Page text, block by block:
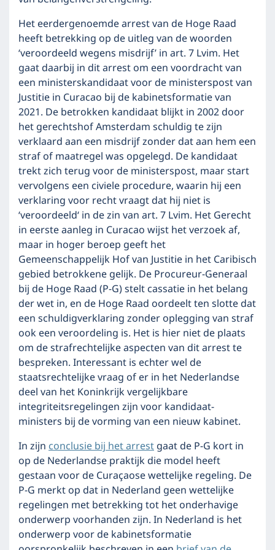
Het eerdergenoemde arrest van de Hoge Raad
heeft betrekking op de uitleg van de woorden
‘veroordeeld wegens misdrijf’ in art. 7 Lvim. Het
gaat daarbij in dit arrest om een voordracht van
een ministerskandidaat voor de ministerspost van
Justitie in Curacao bij de kabinetsformatie van
2021. De betrokken kandidaat blijkt in 2002 door
het gerechtshof Amsterdam schuldig te zijn
verklaard aan een misdrijf zonder dat aan hem een
straf of maatregel was opgelegd. De kandidaat
trekt zich terug voor de ministerspost, maar start
vervolgens een civiele procedure, waarin hij een
verklaring voor recht vraagt dat hij niet is
‘veroordeeld‘ in de zin van art. 7 Lvim. Het Gerecht
in eerste aanleg in Curacao wijst het verzoek af,
maar in hoger beroep geeft het
Gemeenschappelijk Hof van Justitie in het Caribisch
gebied betrokkene gelijk. De Procureur-Generaal
bij de Hoge Raad (P-G) stelt cassatie in het belang
der wet in, en de Hoge Raad oordeelt ten slotte dat
een schuldigverklaring zonder oplegging van straf
ook een veroordeling is. Het is hier niet de plaats
om de strafrechtelijke aspecten van dit arrest te
bespreken. Interessant is echter wel de
staatsrechtelijke vraag of er in het Nederlandse
deel van het Koninkrijk vergelijkbare
integriteitsregelingen zijn voor kandidaat-
ministers bij de vorming van een nieuw kabinet.
In zijnconclusie bij het arrestgaat de P-G kort in
op de Nederlandse praktijk die model heeft
gestaan voor de Curaçaose wettelijke regeling. De
P-G merkt op dat in Nederland geen wettelijke
regelingen met betrekking tot het onderhavige
onderwerp voorhanden zijn. In Nederland is het
onderwerp voor de kabinetsformatie